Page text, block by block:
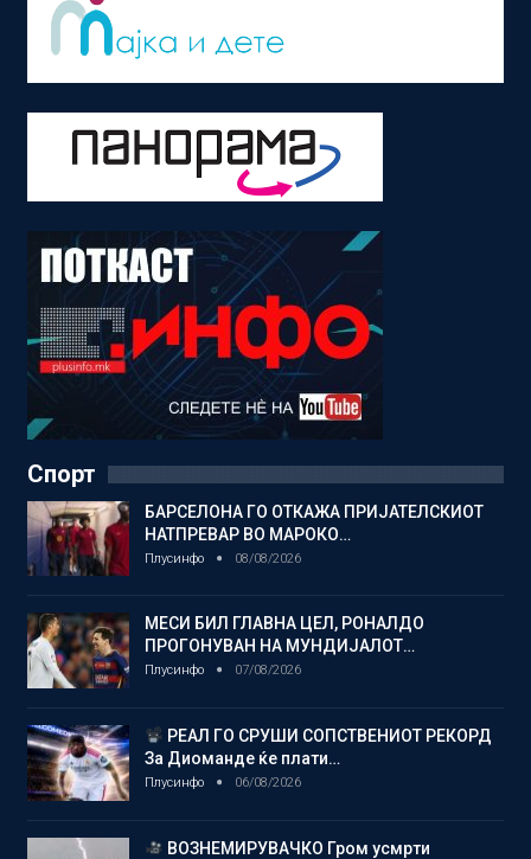
Спорт
БАРСЕЛОНА ГО ОТКАЖА ПРИЈАТЕЛСКИОТ
НАТПРЕВАР ВО МАРОКО…
Плусинфо 08/08/2026
МЕСИ БИЛ ГЛАВНА ЦЕЛ, РОНАЛДО
ПРОГОНУВАН НА МУНДИЈАЛОТ…
Плусинфо 07/08/2026
РЕАЛ ГО СРУШИ СОПСТВЕНИОТ РЕКОРД
За Диоманде ќе плати…
Плусинфо 06/08/2026
ВОЗНЕМИРУВАЧКО Гром усмрти